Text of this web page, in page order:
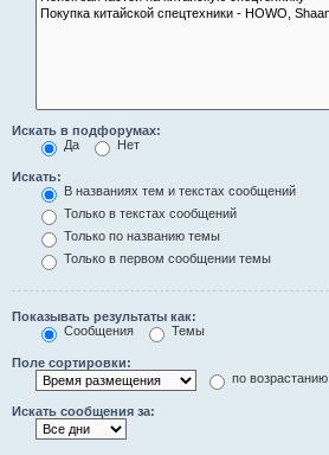
Искать в подфорумах:
Да
Нет
Искать:
В названиях тем и текстах сообщений
Только в текстах сообщений
Только по названию темы
Только в первом сообщении темы
Показывать результаты как:
Сообщения
Темы
Поле сортировки:
по возрастанию
Искать сообщения за: